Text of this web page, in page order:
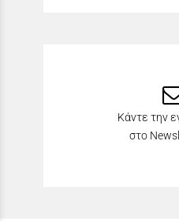
Κάντε την
στο